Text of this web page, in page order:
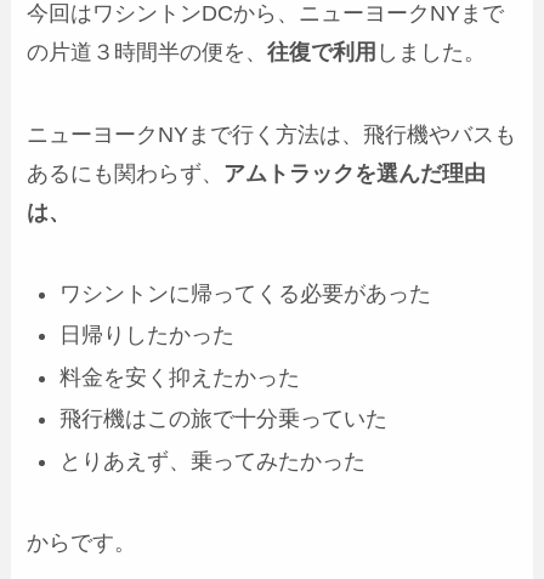
今回はワシントンDCから、ニューヨークNYまで
の片道３時間半の便を、往復で利用 しました。
ニューヨークNYまで行く方法は、飛行機やバスも
あるにも関わらず、 アムトラックを選んだ理由
は、
ワシントンに帰ってくる必要があった
日帰りしたかった
料金を安く抑えたかった
飛行機はこの旅で十分乗っていた
とりあえず、乗ってみたかった
からです。